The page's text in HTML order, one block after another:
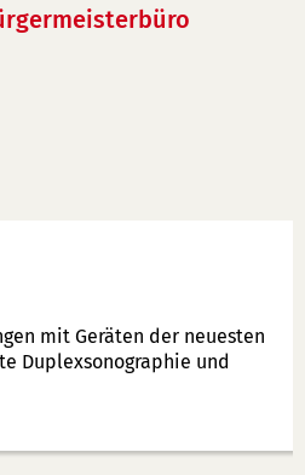
mit Geräten der neuesten
Duplex­sonographie und